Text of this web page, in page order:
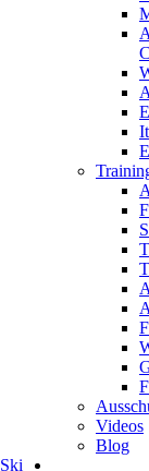
Videos
Blog
Ski